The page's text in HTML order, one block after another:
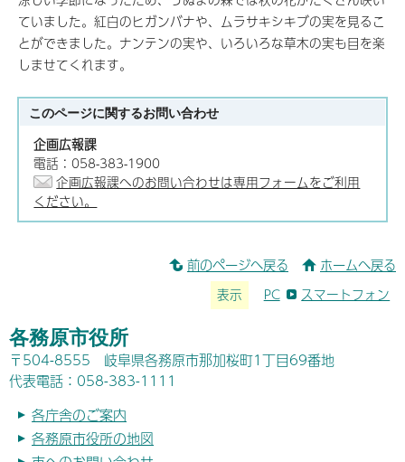
ていました。紅白のヒガンバナや、ムラサキシキブの実を見るこ
とができました。ナンテンの実や、いろいろな草木の実も目を楽
しませてくれます。
このページに関するお問い合わせ
企画広報課
電話：058-383-1900
企画広報課へのお問い合わせは専用フォームをご利用
ください。
前のページへ戻る ホームへ戻る
表示 PC スマートフォン
各務原市役所
〒504-8555 岐阜県各務原市那加桜町1丁目69番地
代表電話：058-383-1111
各庁舎のご案内
各務原市役所の地図